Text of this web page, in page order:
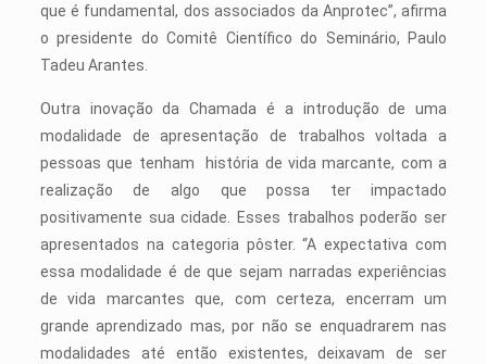
que é fundamental, dos associados da Anprotec”, afirma
o presidente do Comitê Científico do Seminário, Paulo
Tadeu Arantes.
Outra inovação da Chamada é a introdução de uma
modalidade de apresentação de trabalhos voltada a
pessoas que tenham história de vida marcante, com a
realização de algo que possa ter impactado
positivamente sua cidade. Esses trabalhos poderão ser
apresentados na categoria pôster. “A expectativa com
essa modalidade é de que sejam narradas experiências
de vida marcantes que, com certeza, encerram um
grande aprendizado mas, por não se enquadrarem nas
modalidades até então existentes, deixavam de ser